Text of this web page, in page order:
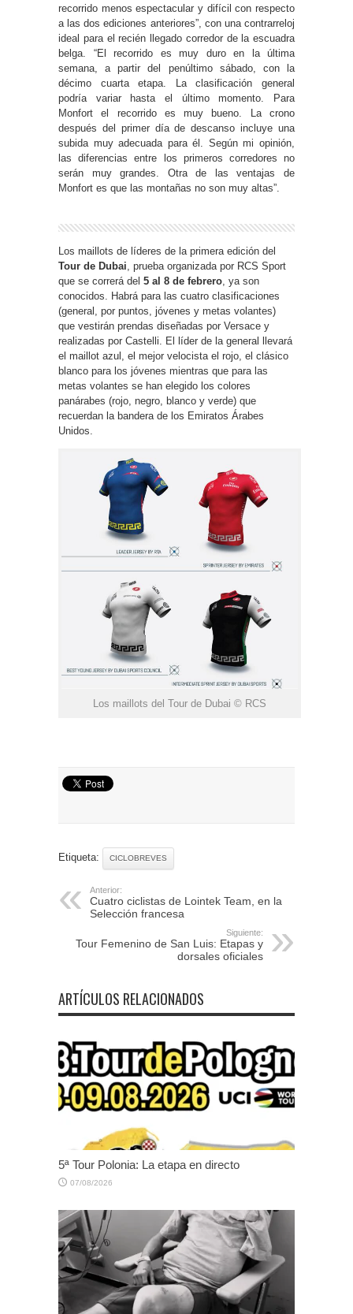
recorrido menos espectacular y difícil con respecto
a las dos ediciones anteriores”, con una contrarreloj
ideal para el recién llegado corredor de la escuadra
belga. “El recorrido es muy duro en la última
semana, a partir del penúltimo sábado, con la
décimo cuarta etapa. La clasificación general
podría variar hasta el último momento. Para
Monfort el recorrido es muy bueno. La crono
después del primer día de descanso incluye una
subida muy adecuada para él. Según mi opinión,
las diferencias entre los primeros corredores no
serán muy grandes. Otra de las ventajas de
Monfort es que las montañas no son muy altas”.
Los maillots de líderes de la primera edición del
Tour de Dubai, prueba organizada por RCS Sport
que se correrá del 5 al 8 de febrero, ya son
conocidos. Habrá para las cuatro clasificaciones
(general, por puntos, jóvenes y metas volantes)
que vestirán prendas diseñadas por Versace y
realizadas por Castelli. El líder de la general llevará
el maillot azul, el mejor velocista el rojo, el clásico
blanco para los jóvenes mientras que para las
metas volantes se han elegido los colores
panárabes (rojo, negro, blanco y verde) que
recuerdan la bandera de los Emiratos Árabes
Unidos.
Los maillots del Tour de Dubai © RCS
Etiqueta: CICLOBREVES
Anterior:
Cuatro ciclistas de Lointek Team, en la
Selección francesa
Siguiente:
Tour Femenino de San Luis: Etapas y
dorsales oficiales
ARTÍCULOS RELACIONADOS
5ª Tour Polonia: La etapa en directo
07/08/2026